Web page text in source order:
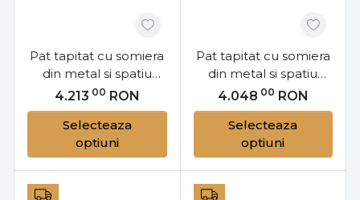
Pat tapitat cu somiera
din metal si spatiu
pentru depozitare,
180x200 cm, Latina
M181, Eltap
4.213 00 RON
Selecteaza
optiuni
Pat tapitat cu somiera
din metal si spatiu
pentru depozitare,
160x200 cm, Latina
M161, Eltap
4.048 00 RON
Selecteaza
optiuni